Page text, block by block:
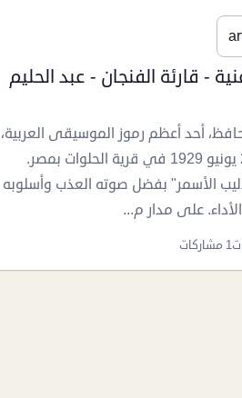
- قارئة الفنجان - عبد الحليم
أحد أعظم رموز الموسيقى العربية،
وُلد في 21 يونيو 1929 في قرية الحلوات بمصر.
الأسمر" بفضل صوته العذب وأسلوبه
على مدار م...
1 مشاركات